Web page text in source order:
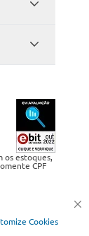
Cookies
os estoques,
CPF